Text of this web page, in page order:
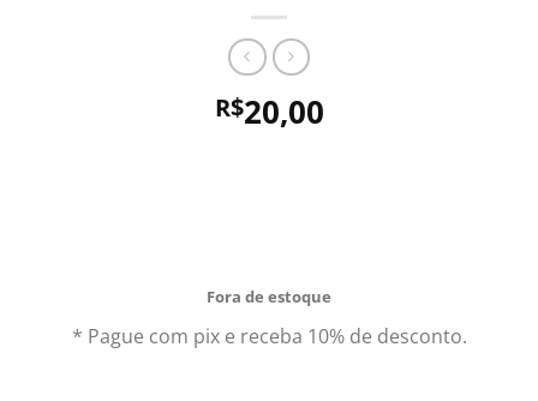
R$20,00
Fora de estoque
* Pague com pix e receba 10% de desconto.